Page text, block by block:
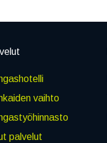
vaihto
palvelut